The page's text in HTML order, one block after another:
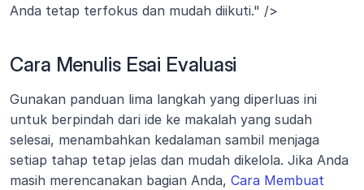
Anda tetap terfokus dan mudah diikuti." />
Cara Menulis Esai Evaluasi
Gunakan panduan lima langkah yang diperluas ini
untuk berpindah dari ide ke makalah yang sudah
selesai, menambahkan kedalaman sambil menjaga
setiap tahap tetap jelas dan mudah dikelola. Jika Anda
masih merencanakan bagian Anda, Cara Membuat